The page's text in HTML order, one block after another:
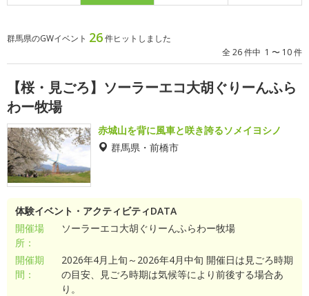
群馬県のGWイベント 26件ヒットしました
全 26 件中 1 〜 10 件
【桜・見ごろ】ソーラーエコ大胡ぐりーんふら
わー牧場
赤城山を背に風車と咲き誇るソメイヨシノ
群馬県・前橋市
体験イベント・アクティビティDATA
開催場
所：
ソーラーエコ大胡ぐりーんふらわー牧場
開催期
間：
2026年4月上旬～2026年4月中旬 開催日は見ごろ時期
の目安、見ごろ時期は気候等により前後する場合あ
り。